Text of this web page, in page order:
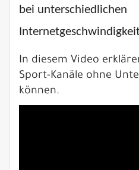
bei unterschiedlichen
In diesem Video
Sport-Kanäle ohne
können.